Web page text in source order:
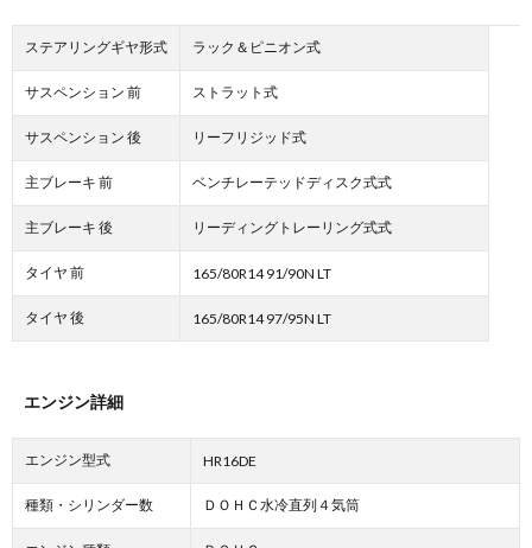
ステアリングギヤ形式 ラック＆ピニオン式
サスペンション 前 ストラット式
サスペンション 後 リーフリジッド式
主ブレーキ 前 ベンチレーテッドディスク式式
主ブレーキ 後 リーディングトレーリング式式
タイヤ 前 165/80R14 91/90N LT
タイヤ 後 165/80R14 97/95N LT
エンジン詳細
エンジン型式 HR16DE
種類・シリンダー数 ＤＯＨＣ水冷直列４気筒